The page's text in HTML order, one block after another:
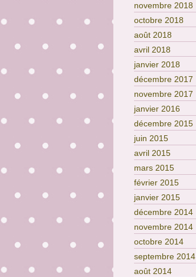
novembre 2018
octobre 2018
août 2018
avril 2018
janvier 2018
décembre 2017
novembre 2017
janvier 2016
décembre 2015
juin 2015
avril 2015
mars 2015
février 2015
janvier 2015
décembre 2014
novembre 2014
octobre 2014
septembre 2014
août 2014